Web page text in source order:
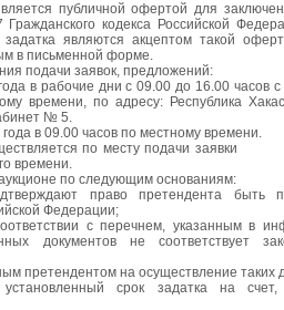
публичной офертой для
Гражданского кодекса Российской
являются акцептом такой
в письменной форме.
подачи заявок, предложений:
в рабочие дни с 09.00 до 16.00 часов
времени, по адресу: Республика
№ 5.
в 09.00 часов по местному времени.
по месту подачи
времени.
по следующим основаниям:
право претендента быть
Федерации;
с перечнем, указанным в
документов не соответствует
претендентом на осуществление таких
срок задатка на